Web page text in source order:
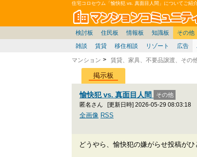
住宅コロセウム「愉快犯 vs. 真面目人間」についてご紹
検討板
東京23区 東京市部 神奈川/横浜 千葉
住民板
東京 神奈川 埼玉/千葉/関東 札幌/東北/
情報板
価格表 スムログ出張所 暮らしやすさ評価
知識板
住宅ローン デベ/ゼネコン マンション雑談
その他
雑談
賃貸 移住相談 リゾート 広告
お便り返し 座談会/対談 ブロガーの本音
関東 中部 近畿 北海道 東北 中国
東京都 神奈川県 千葉県 埼玉県 愛知県
注文住宅 建売住宅 戸建質問 住宅設備
マンション 賃貸、家具、不要品譲渡、その
掲示板
愉快犯 vs. 真面目人間
匿名さん [更新日時] 2026-05-29 08:03:18
全画像 RSS
どうやら、愉快犯の嫌がらせ投稿がひ